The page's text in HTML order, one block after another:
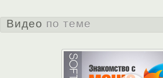
Видео по теме